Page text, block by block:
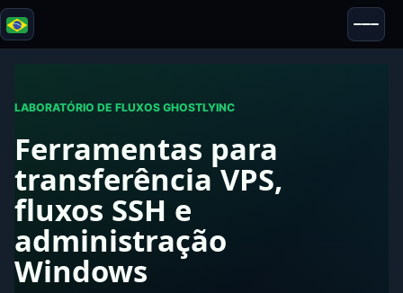
Blazor
Ferramentas
Testes e Avaliações
LABORATÓRIO DE FLUXOS GHOSTLYINC
Ferramentas para
transferência VPS,
fluxos SSH e
administração
Windows